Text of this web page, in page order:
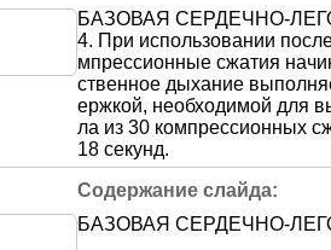
БАЗОВАЯ СЕРДЕЧНО-
4. При использовании
мпрессионные сжатия
ственное дыхание
ержкой, необходимой для
ла из 30 компрессионных
18 секунд.
БАЗОВАЯ СЕРДЕЧНО-